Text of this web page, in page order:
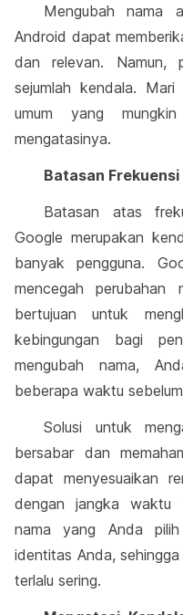
Mengubah nama
Android dapat
dan relevan. Namun,
sejumlah kendala.
umum yang
mengatasinya.
Batasan Frekuensi
Batasan atas
Google merupakan
banyak pengguna.
mencegah
bertujuan untuk
kebingungan bagi
mengubah nama,
beberapa waktu
Solusi untuk
bersabar dan
dapat menyesuaikan
dengan jangka waktu
nama yang Anda
identitas Anda,
terlalu sering.